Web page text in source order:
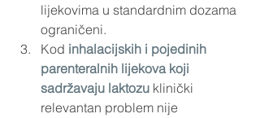
lijekovima u standardnim dozama
ograničeni.
Kod inhalacijskih i pojedinih
parenteralnih lijekova koji
sadržavaju laktozu klinički
relevantan problem nije